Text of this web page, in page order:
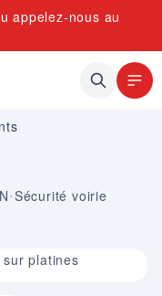
appelez-nous au
•Sécurité voirie
platines